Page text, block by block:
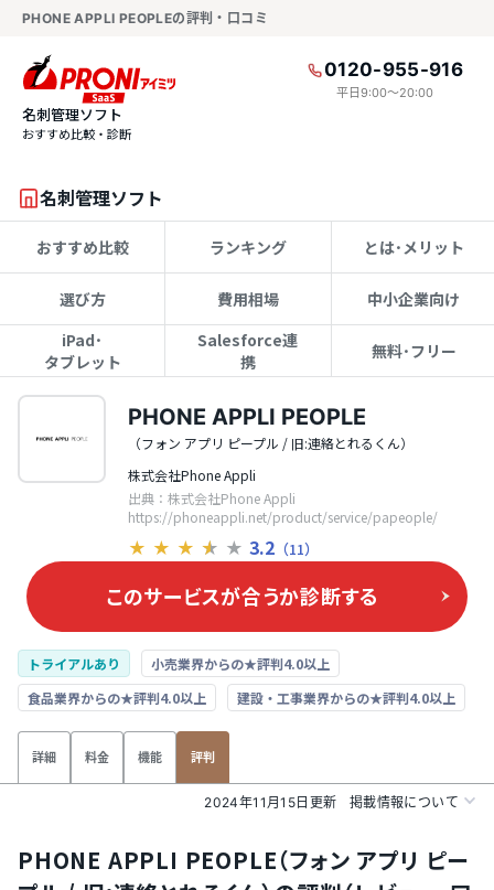
PHONE APPLI PEOPLEの評判・口コミ
0120-955-916
平日9:00〜20:00
名刺管理ソフト
おすすめ比較・診断
名刺管理ソフト
おすすめ比較 ランキング とは･メリット
選び方 費用相場
中小企業向け
iPad･
タブレット
Salesforce連
携
無料･フリー
PHONE APPLI PEOPLE
（フォン アプリ ピープル / 旧:連絡とれるくん）
株式会社Phone Appli
出典：株式会社Phone Appli
https://phoneappli.net/product/service/papeople/
★ ★ ★ ★ ★ 3.2 （11）
このサービスが合うか診断する
トライアルあり
小売業界からの★評判4.0以上
食品業界からの★評判4.0以上
建設・工事業界からの★評判4.0以上
詳細 料金 機能 評判
2024年11月15日更新 掲載情報について
PHONE APPLI PEOPLE（フォン アプリ ピー